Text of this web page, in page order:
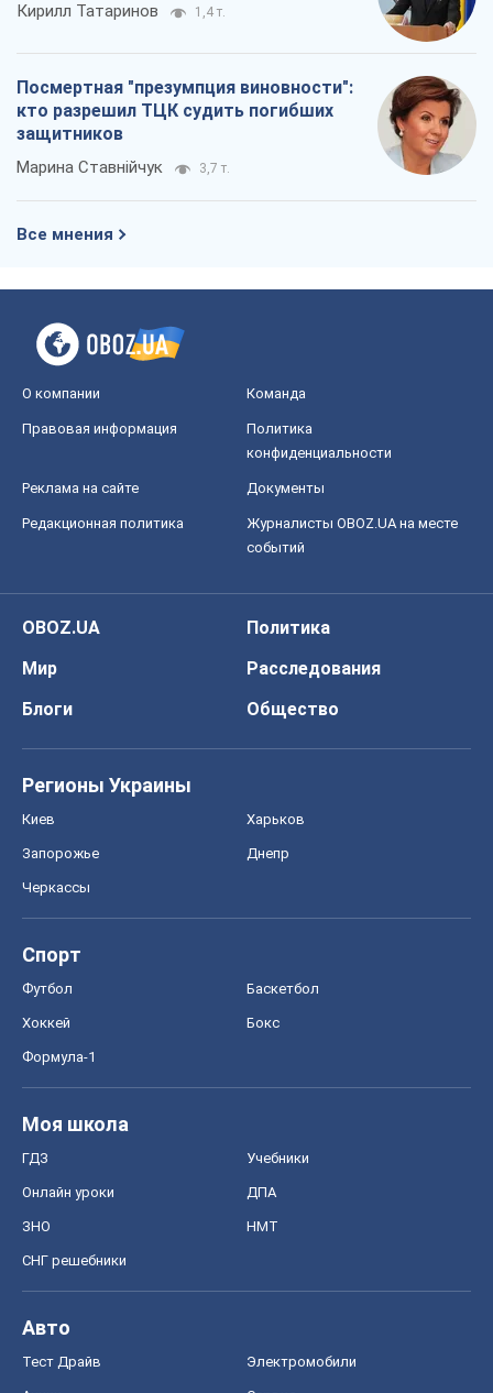
Кирилл Татаринов 1,4 т.
Посмертная "презумпция виновности":
кто разрешил ТЦК судить погибших
защитников
Марина Ставнійчук 3,7 т.
Все мнения
О компании Команда
Правовая информация
Политика
конфиденциальности
Реклама на сайте Документы
Редакционная политика
Журналисты OBOZ.UA на месте
событий
OBOZ.UA
Политика
Мир
Расследования
Блоги
Общество
Регионы Украины
Киев Харьков
Запорожье Днепр
Черкассы
Спорт
Футбол Баскетбол
Хоккей Бокс
Формула-1
Моя школа
ГДЗ Учебники
Онлайн уроки ДПА
ЗНО НМТ
СНГ решебники
Авто
Тест Драйв Электромобили